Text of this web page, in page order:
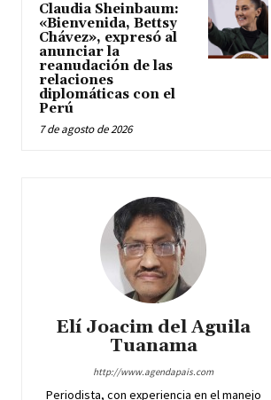
Claudia Sheinbaum:
«Bienvenida, Bettsy
Chávez», expresó al
anunciar la
reanudación de las
relaciones
diplomáticas con el
Perú
7 de agosto de 2026
Elí Joacim del Aguila
Tuanama
http://www.agendapais.com
Periodista, con experiencia en el manejo